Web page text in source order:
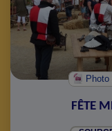
Photo
FÊTE